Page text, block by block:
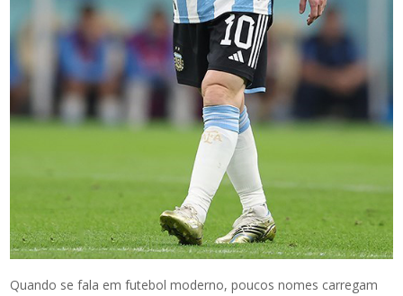
Quando se fala em futebol moderno, poucos nomes carregam